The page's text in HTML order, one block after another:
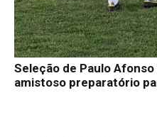
Seleção de Paulo
amistoso preparatório